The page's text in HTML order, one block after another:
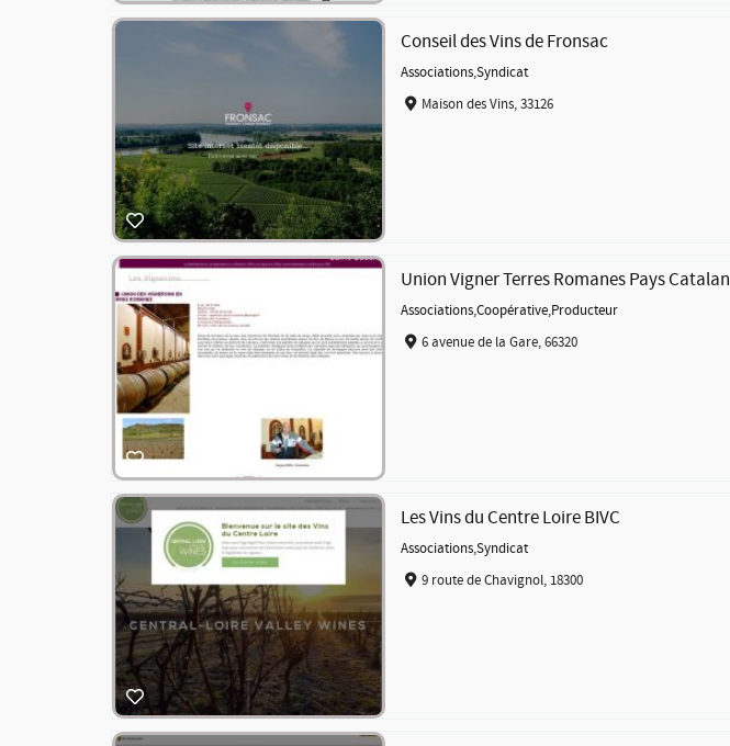
Conseil des Vins de Fronsac
Associations,Syndicat
Maison des Vins, 33126
Union Vigner Terres Romanes Pays Catalan
Associations,Coopérative,Producteur
6 avenue de la Gare, 66320
Les Vins du Centre Loire BIVC
Associations,Syndicat
9 route de Chavignol, 18300